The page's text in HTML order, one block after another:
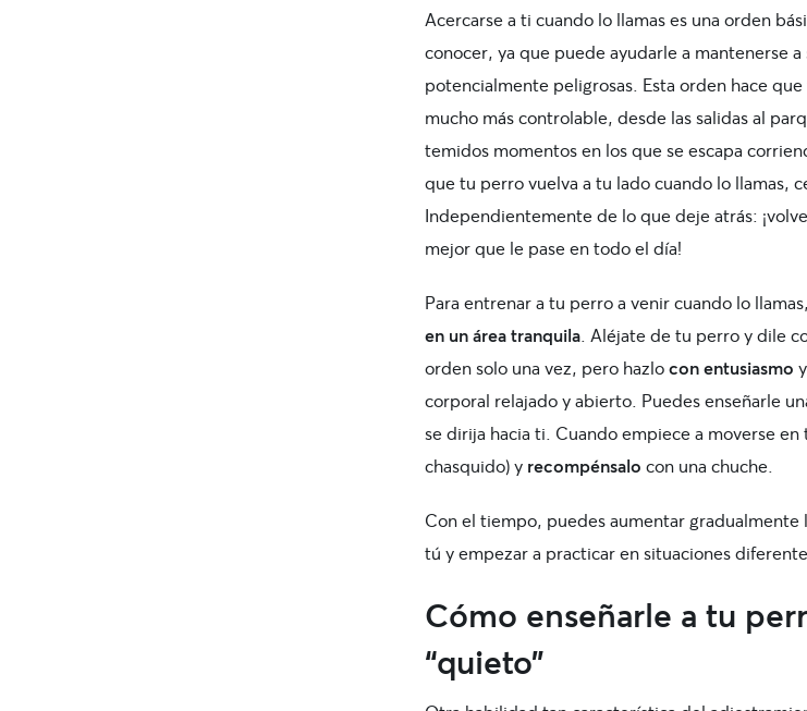
Acercarse a ti cuando lo llamas es una orden
conocer, ya que puede ayudarle a mantenerse a
potencialmente peligrosas. Esta orden hace
mucho más controlable, desde las salidas al
temidos momentos en los que se escapa
que tu perro vuelva a tu lado cuando lo llamas,
Independientemente de lo que deje atrás:
mejor que le pase en todo el día!
Para entrenar a tu perro a venir cuando lo llamas,
en un área tranquila . Aléjate de tu perro y dile
orden solo una vez, pero hazlocon entusiasmo
corporal relajado y abierto. Puedes enseñarle
se dirija hacia ti. Cuando empiece a moverse en
chasquido) y recompénsalo con una chuche.
Con el tiempo, puedes aumentar
tú y empezar a practicar en situaciones
Cómo enseñarle a tu
“quieto”